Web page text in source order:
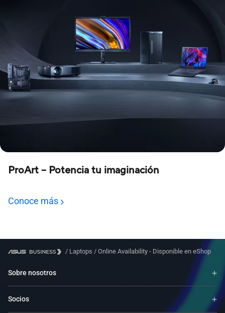
ProArt – Potencia tu imaginación
Conoce más
/ Laptops / Online Availability - Disponible en eShop
Sobre nosotros
Socios